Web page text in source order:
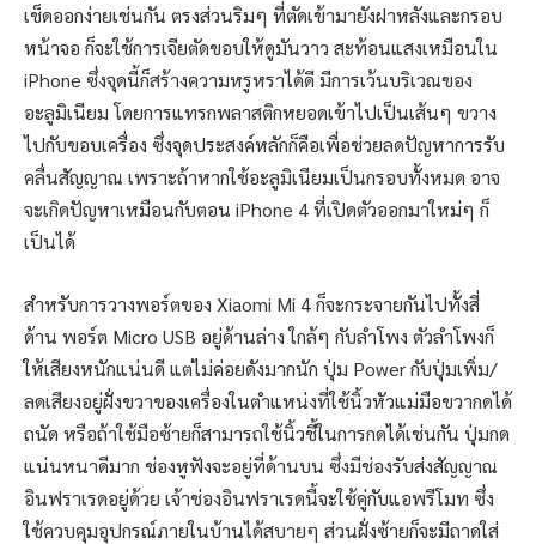
เช็ดออกง่ายเช่นกัน ตรงส่วนริมๆ ที่ตัดเข้ามายังฝาหลังและกรอบ
หน้าจอ ก็จะใช้การเจียตัดขอบให้ดูมันวาว สะท้อนแสงเหมือนใน
iPhone ซึ่งจุดนี้ก็สร้างความหรูหราได้ดี มีการเว้นบริเวณของ
อะลูมิเนียม โดยการแทรกพลาสติกหยอดเข้าไปเป็นเส้นๆ ขวาง
ไปกับขอบเครื่อง ซึ่งจุดประสงค์หลักก็คือเพื่อช่วยลดปัญหาการรับ
คลื่นสัญญาณ เพราะถ้าหากใช้อะลูมิเนียมเป็นกรอบทั้งหมด อาจ
จะเกิดปัญหาเหมือนกับตอน iPhone 4 ที่เปิดตัวออกมาใหม่ๆ ก็
เป็นได้
สำหรับการวางพอร์ตของ Xiaomi Mi 4 ก็จะกระจายกันไปทั้งสี่
ด้าน พอร์ต Micro USB อยู่ด้านล่าง ใกล้ๆ กับลำโพง ตัวลำโพงก็
ให้เสียงหนักแน่นดี แต่ไม่ค่อยดังมากนัก ปุ่ม Power กับปุ่มเพิ่ม/
ลดเสียงอยู่ฝั่งขวาของเครื่องในตำแหน่งที่ใช้นิ้วหัวแม่มือขวากดได้
ถนัด หรือถ้าใช้มือซ้ายก็สามารถใช้นิ้วชี้ในการกดได้เช่นกัน ปุ่มกด
แน่นหนาดีมาก ช่องหูฟังจะอยู่ที่ด้านบน ซึ่งมีช่องรับส่งสัญญาณ
อินฟราเรดอยู่ด้วย เจ้าช่องอินฟราเรดนี้จะใช้คู่กับแอพรีโมท ซึ่ง
ใช้ควบคุมอุปกรณ์ภายในบ้านได้สบายๆ ส่วนฝั่งซ้ายก็จะมีถาดใส่